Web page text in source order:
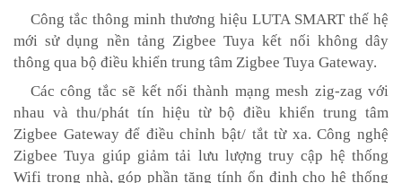
Công tắc thông minh thương hiệu LUTA SMART thế hệ
mới sử dụng nền tảng Zigbee Tuya kết nối không dây
thông qua bộ điều khiển trung tâm Zigbee Tuya Gateway.
Các công tắc sẽ kết nối thành mạng mesh zig-zag với
nhau và thu/phát tín hiệu từ bộ điều khiển trung tâm
Zigbee Gateway để điều chỉnh bật/ tắt từ xa. Công nghệ
Zigbee Tuya giúp giảm tải lưu lượng truy cập hệ thống
Wifi trong nhà, góp phần tăng tính ổn định cho hệ thống